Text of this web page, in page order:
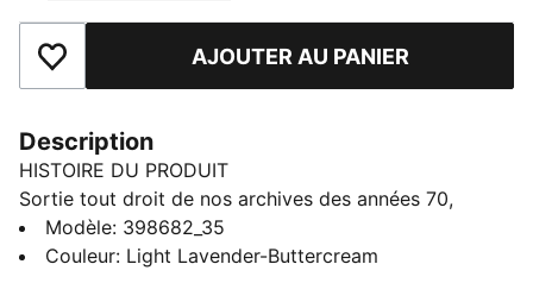
Ajouter aux favorisAJOUTER AU PANIER
Description
HISTOIRE DU PRODUIT
Sortie tout droit de nos archives des années 70,
l’Arizona était une chaussure d’entraînement basse
utilisée pour une multitude de sports. Elle revient
Modèle: 398682_35
Couleur: Light Lavender-Buttercream